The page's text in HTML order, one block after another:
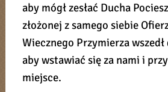
aby mógł zesłać Ducha
złożonej z samego siebie
Wiecznego Przymierza wszedł
aby wstawiać się za nami i
miejsce.